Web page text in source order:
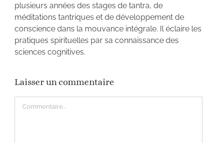
plusieurs années des stages de tantra, de
méditations tantriques et de développement de
conscience dans la mouvance intégrale. Il éclaire les
pratiques spirituelles par sa connaissance des
sciences cognitives.
Laisser un commentaire